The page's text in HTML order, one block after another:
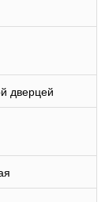
дверцей